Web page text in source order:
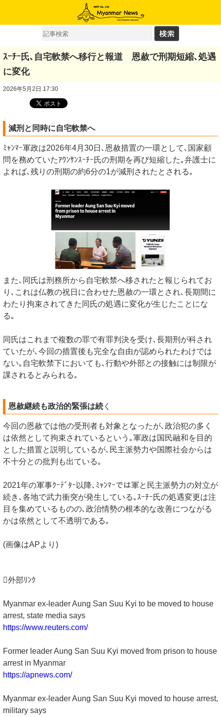
ｽｰﾁｰ氏､自宅軟禁へ移行と報道 恩赦で刑期短縮､処遇
に変化
2026年5月2日 17:30
減刑と同時に自宅軟禁へ
ﾐｬﾝﾏｰ軍政は2026年4月30日､恩赦措置の一環として､国家顧
問を務めていたｱｳﾝｻﾝｽｰﾁｰ氏の刑期を再び短縮した｡弁護士に
よれば､残りの刑期の約6分の1が減刑されたとされる｡
また､同氏は刑務所から自宅軟禁へ移されたと報じられてお
り､これは仏教の祝日に合わせた恩赦の一環とされ､長期間に
わたり拘束されてきた同氏の処遇に変化が生じたことにな
る｡
同氏はこれまで複数の罪で有罪判決を受け､長期刑が科され
ていたが､今回の措置後も完全な自由が認められたわけでは
ない｡自宅軟禁下においても､行動や外部との接触には制限が
課されるとみられる｡
恩赦継続も政治的緊張は続 く
今回の恩赦では他の受刑者も対象となったが､政治犯の多く
は依然として拘束されているという｡軍政は国民融和を目的
とした措置と説明しているが､民主派勢力や国際社会からは
不十分との批判も出ている｡
2021年の軍事ｸｰﾃﾞﾀｰ以降､ﾐｬﾝﾏｰでは軍と民主派勢力の対立が
続き､各地で武力衝突が発生している｡ｽｰﾁｰ氏の処遇変更は注
目を集めているものの､政治情勢の根本的な改善につながる
かは依然として不透明である｡
(画像はAPより)
外部ﾘﾝｸ
Myanmar ex-leader Aung San Suu Kyi to be moved to house
arrest, state media says
https://www.reuters.com/
Former leader Aung San Suu Kyi moved from prison to house
arrest in Myanmar
https://apnews.com/
Myanmar ex-leader Aung San Suu Kyi moved to house arrest,
military says